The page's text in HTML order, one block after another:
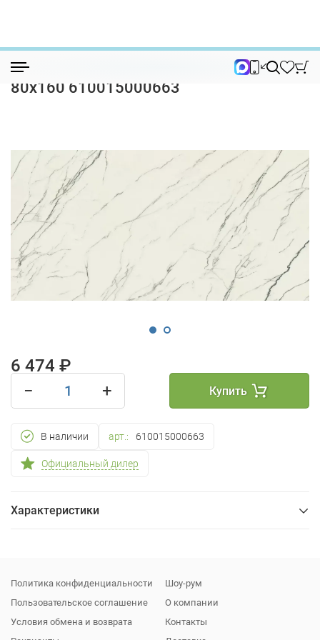
Керамогранит Керамогранит Forte dei Marmi Lilac La...
Керамогранит Forte dei Marmi Lilac Lapp
80x160 610015000663
6 474 ₽
−
+ Купить
В наличии арт.: 610015000663
Официальный дилер
Характеристики
Упаковка
Политика конфиденциальности
Пользовательское соглашение
Условия обмена и возврата
Шоу-рум
О компании
Контакты